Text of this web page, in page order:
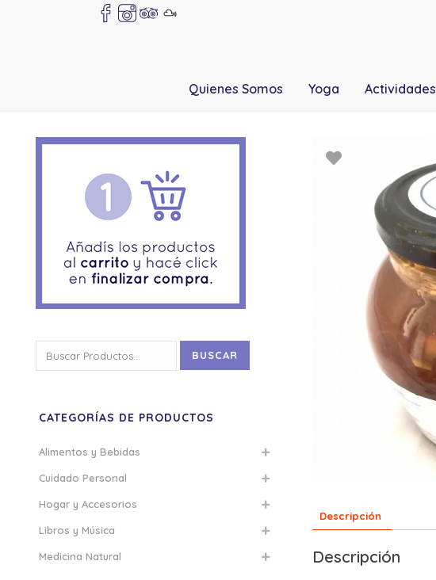
Quienes Somos Yoga Actividades
Descripción
Descripción
por:
BUSCAR
CATEGORÍAS DE PRODUCTOS
Alimentos y Bebidas
Cuidado Personal
Hogar y Accesorios
Libros y Música
Medicina Natural